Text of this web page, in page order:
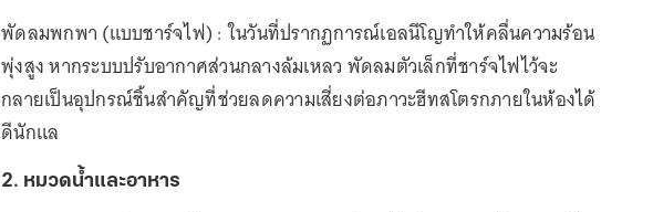
พัดลมพกพา (แบบชาร์จไฟ) : ในวันที่ปรากฏการณ์เอลนีโญทำให้คลื่นความร้อน
พุ่งสูง หากระบบปรับอากาศส่วนกลางล้มเหลว พัดลมตัวเล็กที่ชาร์จไฟไว้จะ
กลายเป็นอุปกรณ์ชิ้นสำคัญที่ช่วยลดความเสี่ยงต่อภาวะฮีทสโตรกภายในห้องได้
ดีนักแล
2. หมวดน้ำและอาหาร